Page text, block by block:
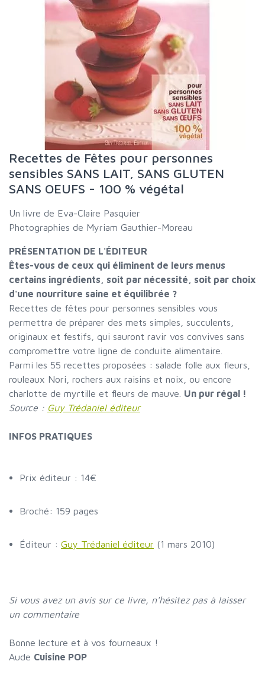
Recettes de Fêtes pour personnes
sensibles SANS LAIT, SANS GLUTEN
SANS OEUFS - 100 % végétal
Un livre de Eva-Claire Pasquier
Photographies de Myriam Gauthier-Moreau
PRÉSENTATION DE L'ÉDITEUR
Êtes-vous de ceux qui éliminent de leurs menus
certains ingrédients, soit par nécessité, soit par choix
d'une nourriture saine et équilibrée ?
Recettes de fêtes pour personnes sensibles vous
permettra de préparer des mets simples, succulents,
originaux et festifs, qui sauront ravir vos convives sans
compromettre votre ligne de conduite alimentaire.
Parmi les 55 recettes proposées : salade folle aux fleurs,
rouleaux Nori, rochers aux raisins et noix, ou encore
charlotte de myrtille et fleurs de mauve. Un pur régal !
Source : Guy Trédaniel éditeur
INFOS PRATIQUES
Prix éditeur : 14€
Broché: 159 pages
Éditeur : Guy Trédaniel éditeur (1 mars 2010)
Si vous avez un avis sur ce livre, n'hésitez pas à laisser
un commentaire
Bonne lecture et à vos fourneaux !
Aude Cuisine POP